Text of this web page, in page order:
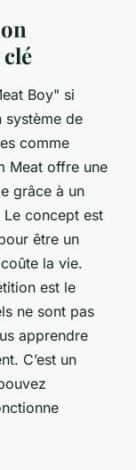
Boy" si
système de
comme
Meat offre une
grâce à un
concept est
être un
la vie.
est le
ne sont pas
apprendre
C’est un